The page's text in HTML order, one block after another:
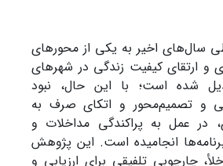
سال‌های اخیر به یکی از محورهای
و ارتقای کیفیت زندگی در شهرهای
شده است؛ با این حال، نبود
و تصمیم‌محور و اتکای صرف به
در عمل به پراکندگی مداخلات و
انجامیده است. این پژوهش
چارچوبی تلفیقی برای ارزیابی و